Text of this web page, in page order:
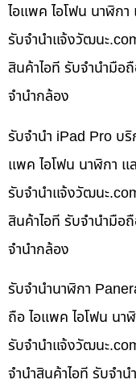
ไอแพค ไอโฟน นาฬิก
รับจํานําแจ้งวัฒนะ
สินค้าไอที รับจำนำมือ
จำนำกล้อง
รับจำนำ iPad Pro บริ
แพค ไอโฟน นาฬิกา แ
รับจํานําแจ้งวัฒนะ
สินค้าไอที รับจำนำมือ
จำนำกล้อง
รับจำนำนาฬิกา
ถือ ไอแพค ไอโฟน นา
รับจํานําแจ้งวัฒนะ
จำนำสินค้าไอที รับจำ